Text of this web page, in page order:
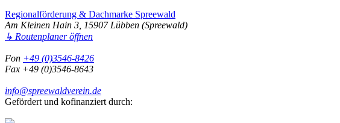
Regionalförderung & Dachmarke Spreewald
Am Kleinen Hain 3, 15907 Lübben (Spreewald)
↳ Routenplaner öffnen
Fon +49 (0)3546-8426
Fax +49 (0)3546-8643
info@spreewaldverein.de
Gefördert und kofinanziert durch: